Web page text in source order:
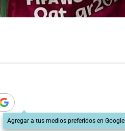
Agregar a tus medios preferidos en Google